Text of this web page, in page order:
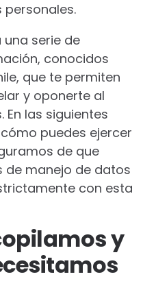
serie de
conocidos
que te permiten
y oponerte al
las siguientes
puedes ejercer
de que
manejo de datos
con esta
y